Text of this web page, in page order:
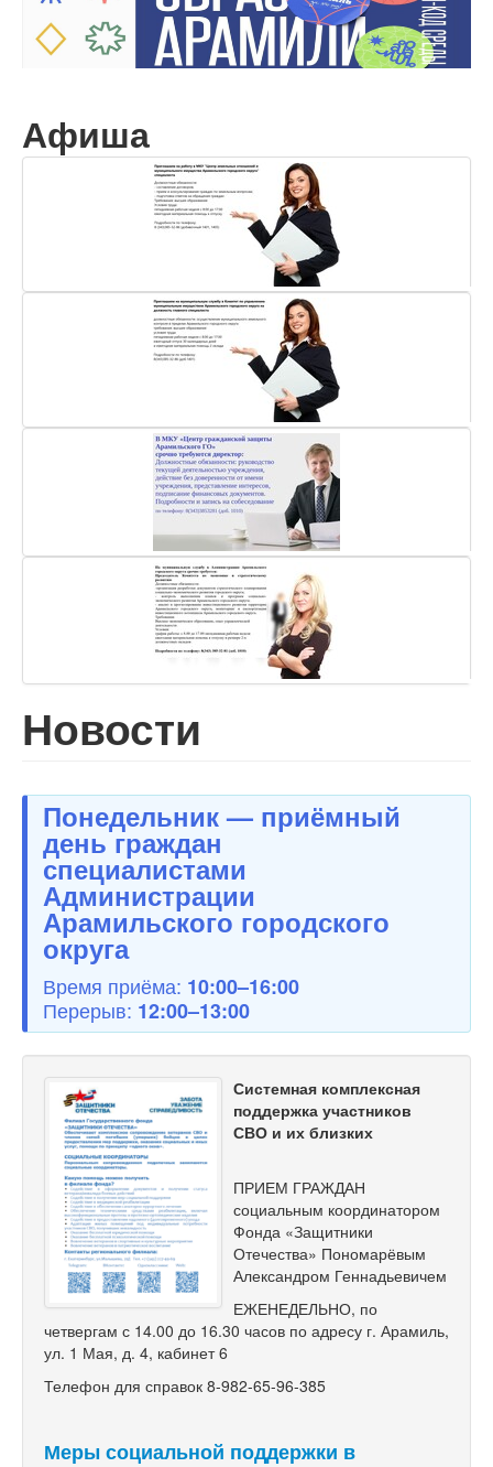
Афиша
Новости
Понедельник — приёмный
день граждан
специалистами
Администрации
Арамильского городского
округа
Время приёма: 10:00–16:00
Перерыв: 12:00–13:00
Системная комплексная
поддержка участников
СВО и их близких
ПРИЕМ ГРАЖДАН
социальным координатором
Фонда «Защитники
Отечества» Пономарёвым
Александром Геннадьевичем
ЕЖЕНЕДЕЛЬНО, по
четвергам с 14.00 до 16.30 часов по адресу г. Арамиль,
ул. 1 Мая, д. 4, кабинет 6
Телефон для справок 8-982-65-96-385
Меры социальной поддержки в